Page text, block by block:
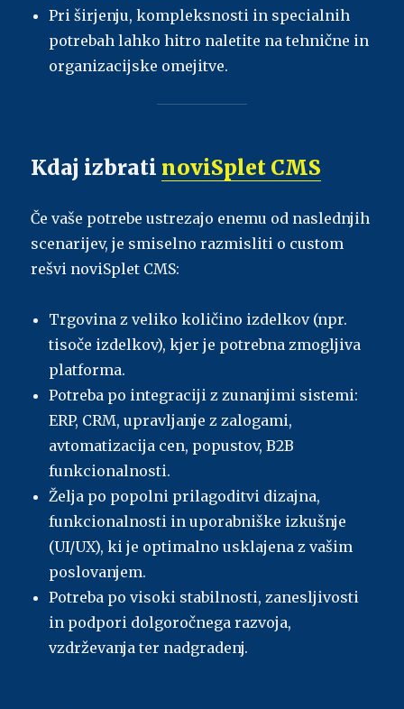
Pri širjenju, kompleksnosti in specialnih
potrebah lahko hitro naletite na tehnične in
organizacijske omejitve.
Kdaj izbrati noviSplet CMS
Če vaše potrebe ustrezajo enemu od naslednjih
scenarijev, je smiselno razmisliti o custom
rešvi noviSplet CMS:
Trgovina z veliko količino izdelkov (npr.
tisoče izdelkov), kjer je potrebna zmogljiva
platforma.
Potreba po integraciji z zunanjimi sistemi:
ERP, CRM, upravljanje z zalogami,
avtomatizacija cen, popustov, B2B
funkcionalnosti.
Želja po popolni prilagoditvi dizajna,
funkcionalnosti in uporabniške izkušnje
(UI/UX), ki je optimalno usklajena z vašim
poslovanjem.
Potreba po visoki stabilnosti, zanesljivosti
in podpori dolgoročnega razvoja,
vzdrževanja ter nadgradenj.